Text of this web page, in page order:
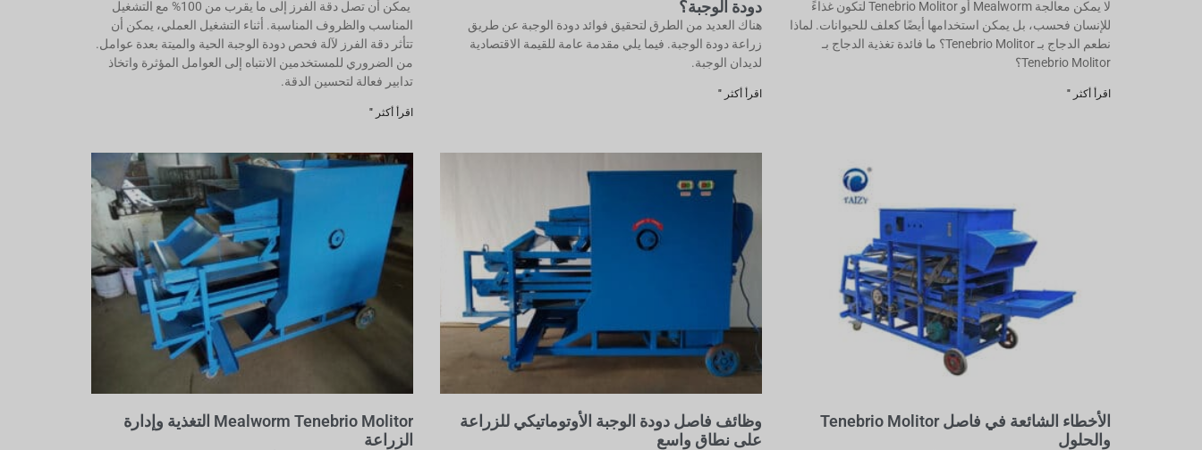
لا يمكن معالجة Mealworm أو Tenebrio Molitor لتكون غذاءً
للإنسان فحسب، بل يمكن استخدامها أيضًا كعلف للحيوانات. لماذا
نطعم الدجاج بـ Tenebrio Molitor؟ ما فائدة تغذية الدجاج بـ
Tenebrio Molitor؟
اقرأ أكثر "
دودة الوجبة؟
هناك العديد من الطرق لتحقيق فوائد دودة الوجبة عن طريق
زراعة دودة الوجبة. فيما يلي مقدمة عامة للقيمة الاقتصادية
لديدان الوجبة.
اقرأ أكثر "
يمكن أن تصل دقة الفرز إلى ما يقرب من 100% مع التشغيل
المناسب والظروف المناسبة. أثناء التشغيل العملي، يمكن أن
تتأثر دقة الفرز لآلة فحص دودة الوجبة الحية والميتة بعدة عوامل.
من الضروري للمستخدمين الانتباه إلى العوامل المؤثرة واتخاذ
تدابير فعالة لتحسين الدقة.
اقرأ أكثر "
الأخطاء الشائعة في فاصل Tenebrio Molitor
والحلول
وظائف فاصل دودة الوجبة الأوتوماتيكي للزراعة
على نطاق واسع
Mealworm Tenebrio Molitor التغذية وإدارة
الزراعة